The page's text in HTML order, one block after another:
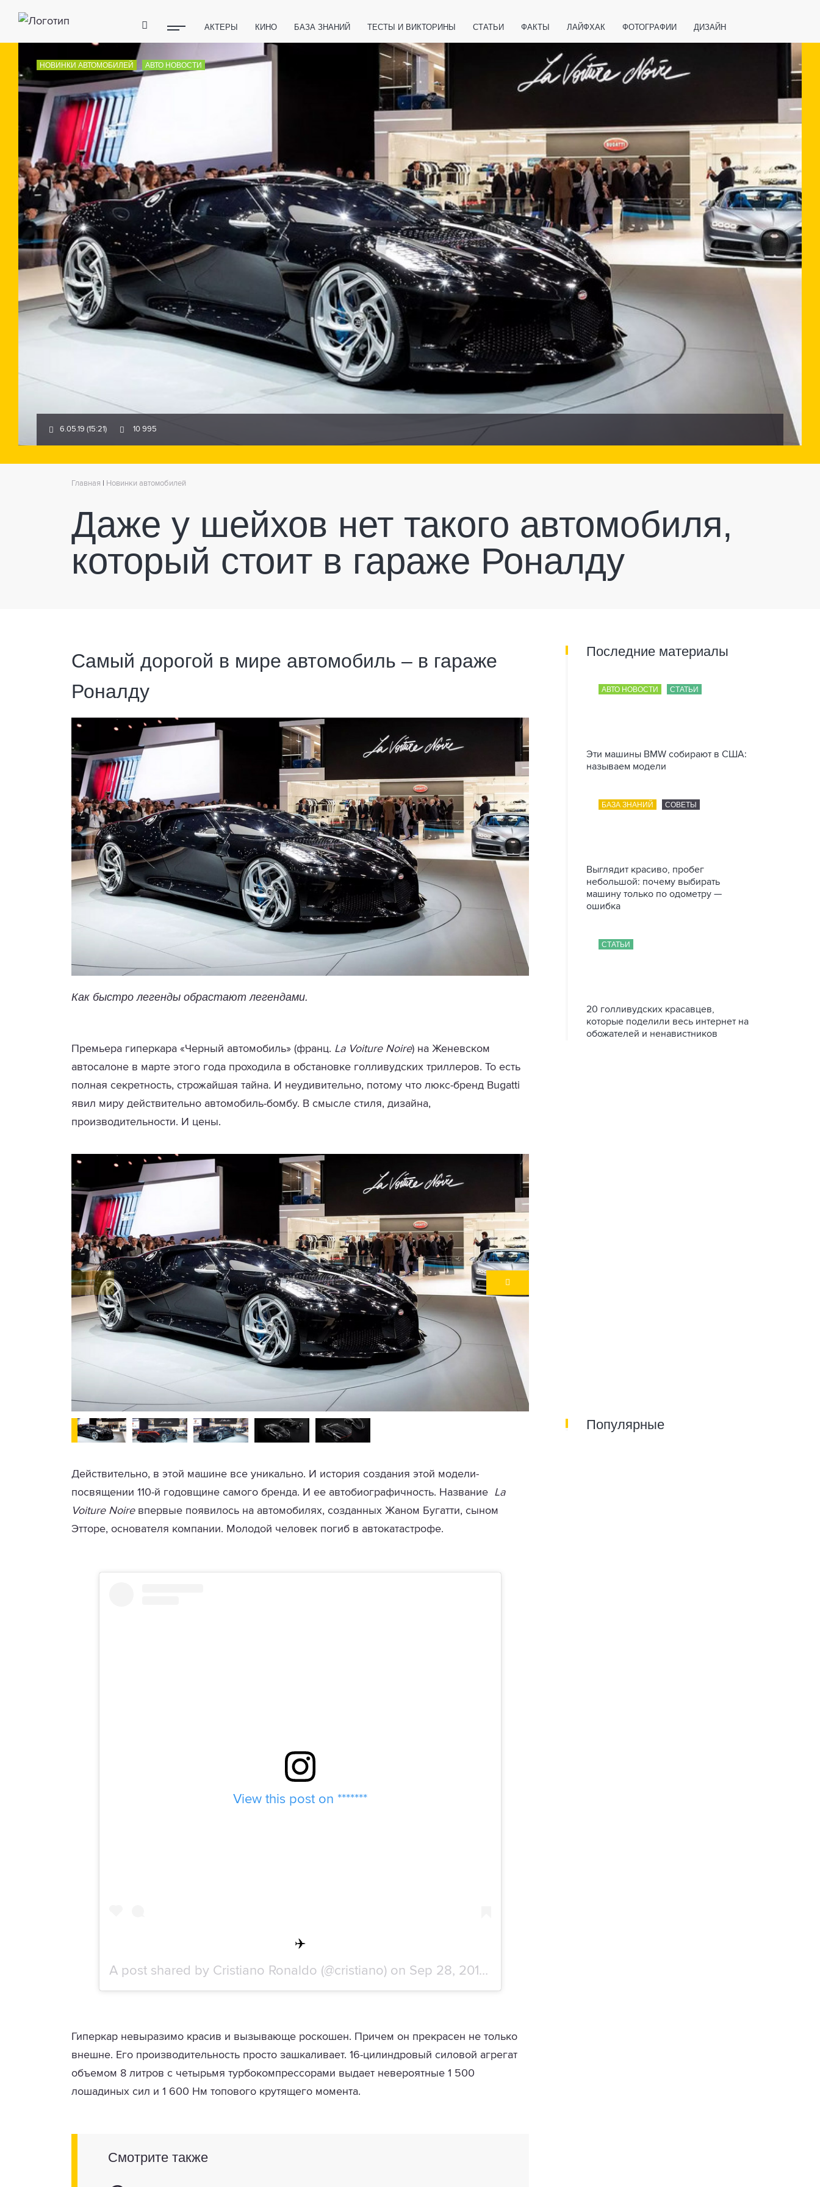
АКТЕРЫ КИНО БАЗА ЗНАНИЙ ТЕСТЫ И ВИКТОРИНЫ СТАТЬИ ФАКТЫ ЛАЙФХАК ФОТОГРАФИИ ДИЗАЙН
ПОЛЕЗНЫЕ СОВЕТЫ ПОЛЕЗНО ЗНАТЬ
ФИТНЕС
НОВИНКИ АВТОМОБИЛЕЙ АВТО НОВОСТИ
6.05.19 (15:21) 10 995
Главная Новинки автомобилей
Даже у шейхов нет такого автомобиля,
который стоит в гараже Роналду
Самый дорогой в мире автомобиль – в гараже
Роналду
Как быстро легенды обрастают легендами.
Премьера гиперкара «Черный автомобиль» (франц. La Voiture Noire) на Женевском
автосалоне в марте этого года проходила в обстановке голливудских триллеров. То есть
полная секретность, строжайшая тайна. И неудивительно, потому что люкс-бренд Bugatti
явил миру действительно автомобиль-бомбу. В смысле стиля, дизайна,
производительности. И цены.
Действительно, в этой машине все уникально. И история создания этой модели-
посвящении 110-й годовщине самого бренда. И ее автобиографичность. Название La
Voiture Noire впервые появилось на автомобилях, созданных Жаном Бугатти, сыном
Этторе, основателя компании. Молодой человек погиб в автокатастрофе.
View this post on *******
✈️
A post shared by Cristiano Ronaldo (@cristiano) on Sep 28, 2017 at 12:24pm PDT
Гиперкар невыразимо красив и вызывающе роскошен. Причем он прекрасен не только
внешне. Его производительность просто зашкаливает. 16-цилиндровый силовой агрегат
объемом 8 литров с четырьмя турбокомпрессорами выдает невероятные 1 500
лошадиных сил и 1 600 Нм топового крутящего момента.
Смотрите также
Последние материалы
АВТО НОВОСТИ СТАТЬИ
Эти машины BMW собирают в США:
называем модели
БАЗА ЗНАНИЙ СОВЕТЫ
Выглядит красиво, пробег
небольшой: почему выбирать
машину только по одометру —
ошибка
СТАТЬИ
20 голливудских красавцев,
которые поделили весь интернет на
обожателей и ненавистников
Популярные